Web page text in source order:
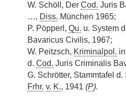
W. Schöll, Der Cod. Juris
…, Diss. München 1965;
P. Pöpperl, Qu. u. System
Bavaricus Civilis, 1967;
W. Peitzsch, Kriminalpol.
d. Cod. Juris Criminalis
G. Schrötter, Stammtafel d.
Frhr. v. K., 1941 (P).